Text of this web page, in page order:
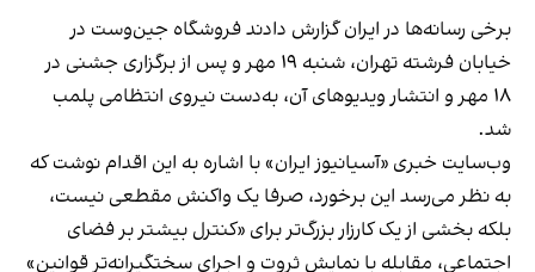
برخی رسانه‌ها در ایران گزارش دادند فروشگاه جین‌وست در
خیابان فرشته تهران، شنبه ۱۹ مهر و پس از برگزاری جشنی در
۱۸ مهر و انتشار ویدیوهای آن، به‌دست نیروی انتظامی پلمب
شد.
وب‌سایت خبری «آسیانیوز ایران» با اشاره به این اقدام نوشت که
به نظر می‌رسد این برخورد، صرفا یک واکنش مقطعی نیست،
بلکه بخشی از یک کارزار بزرگ‌تر برای «کنترل بیشتر بر فضای
اجتماعی، مقابله با نمایش ثروت و اجرای سختگیرانه‌تر قوانین»